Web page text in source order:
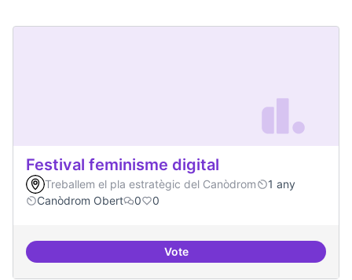
Festival feminisme digital
Treballem el pla estratègic del Canòdrom
1 any
Canòdrom Obert
0 0
VoteFestival feminisme digital